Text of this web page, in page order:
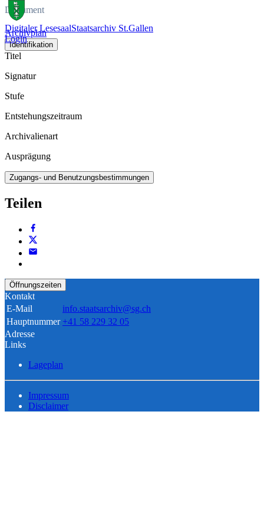
Digitaler LesesaalStaatsarchiv St.Gallen
Login
Dokument
Archivplan
Identifikation
Titel
Signatur
Stufe
Entstehungszeitraum
Archivalienart
Ausprägung
Zugangs- und Benutzungsbestimmungen
Teilen
Öffnungszeiten
Kontakt
E-Mail
info.staatsarchiv@sg.ch
Hauptnummer +41 58 229 32 05
Adresse
Links
Lageplan
Impressum
Disclaimer